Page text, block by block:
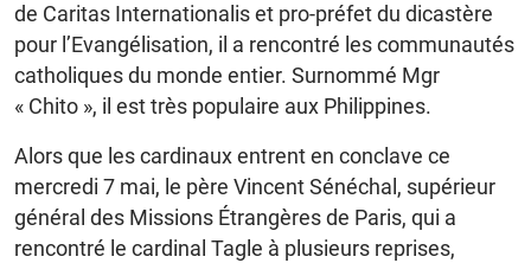
de Caritas Internationalis et pro-préfet du dicastère
pour l’Evangélisation, il a rencontré les communautés
catholiques du monde entier. Surnommé Mgr
« Chito », il est très populaire aux Philippines.
Alors que les cardinaux entrent en conclave ce
mercredi 7 mai, le père Vincent Sénéchal, supérieur
général des Missions Étrangères de Paris, qui a
rencontré le cardinal Tagle à plusieurs reprises,